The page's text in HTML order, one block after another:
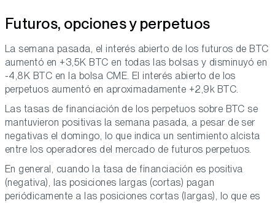
Futuros, opciones y perpetuos
La semana pasada, el interés abierto de los futuros de BTC
aumentó en +3,5K BTC en todas las bolsas y disminuyó en
-4,8K BTC en la bolsa CME. El interés abierto de los
perpetuos aumentó en aproximadamente +2,9k BTC.
Las tasas de financiación de los perpetuos sobre BTC se
mantuvieron positivas la semana pasada, a pesar de ser
negativas el domingo, lo que indica un sentimiento alcista
entre los operadores del mercado de futuros perpetuos.
En general, cuando la tasa de financiación es positiva
(negativa), las posiciones largas (cortas) pagan
periódicamente a las posiciones cortas (largas), lo que es